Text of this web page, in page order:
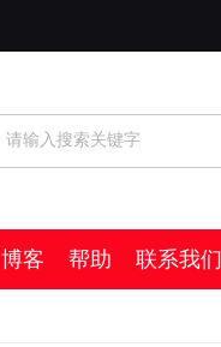
博客 帮助 联系我们